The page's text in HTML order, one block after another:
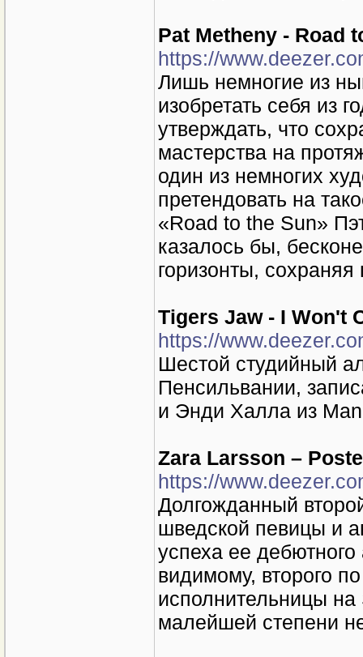
Pat Metheny - Road
https://
Лишь немногие из
изобретать себя из
утверждать, что
мастерства на
один из немногих
претендовать на
«Road to the Sun»
казалось бы,
горизонты,
Tigers Jaw - I Won't
https://
Шестой студийный
Пенсильвании,
и Энди Халла из
Zara Larsson –
https://
Долгожданный
шведской певицы и
успеха ее
видимому, второго
исполнительницы
малейшей степени